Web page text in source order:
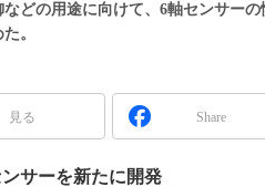
電源設計（
エレクトロニ
リタイア直前エンジニアの社会人大
学漂流記
踊るバズワード ～Behind the
Buzzword
で起こること
どの用途に向けて、6軸センサー
。
見る Share
サーを新たに開発